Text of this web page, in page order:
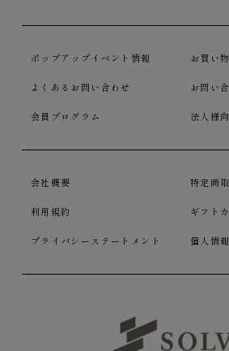
ポップアップイベント情報 お買い
よくあるお問い合わせ お問い
会員プログラム 法人様
会社概要 特定商
利用規約 ギフト
プライバシーステートメント 個人情